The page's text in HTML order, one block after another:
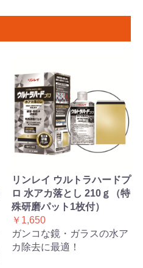
リンレイ ウルトラハードプ
ロ 水アカ落とし 210ｇ（特
殊研磨パット1枚付）
￥1,650
ガンコな鏡・ガラスの水ア
カ除去に最適！